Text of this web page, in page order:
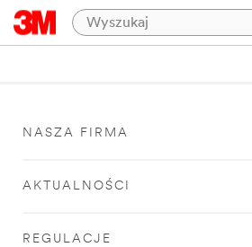
NASZA FIRMA
AKTUALNOŚCI
REGULACJE